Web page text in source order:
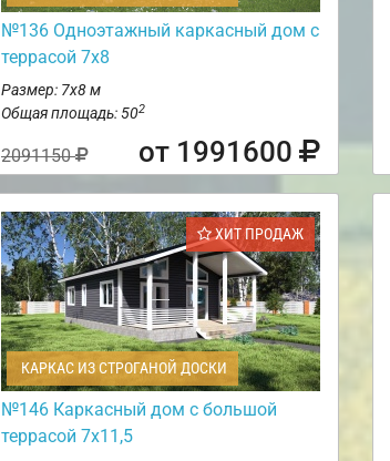
№136 Одноэтажный каркасный дом с
террасой 7х8
Размер: 7х8 м
Общая площадь: 502
2091150 от 1991600
ХИТ ПРОДАЖ
КАРКАС ИЗ СТРОГАНОЙ ДОСКИ
№146 Каркасный дом с большой
террасой 7х11,5